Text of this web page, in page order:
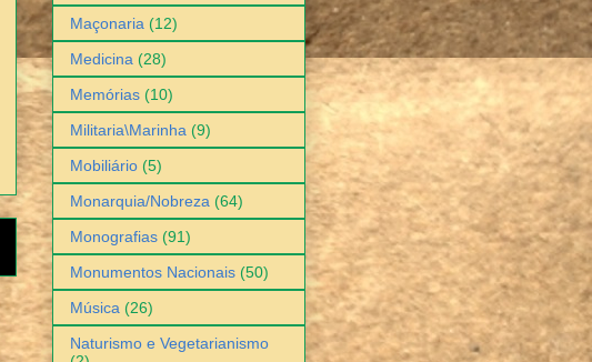
Maçonaria (12)
Medicina (28)
Memórias (10)
Militaria\Marinha (9)
Mobiliário (5)
Monarquia/Nobreza (64)
Monografias (91)
Monumentos Nacionais (50)
Música (26)
Naturismo e Vegetarianismo